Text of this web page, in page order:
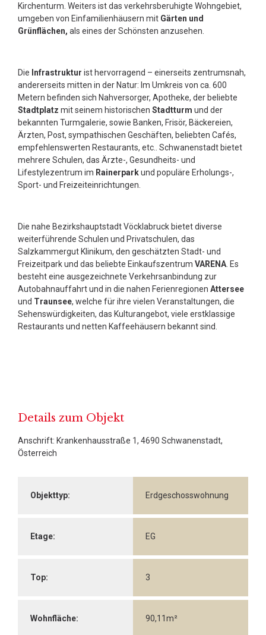
Kirchenturm. Weiters ist das verkehrsberuhigte Wohngebiet,
umgeben von Einfamilienhäusern mit Gärten und
Grünflächen, als eines der Schönsten anzusehen.
Die Infrastruktur ist hervorragend – einerseits zentrumsnah,
andererseits mitten in der Natur: Im Umkreis von ca. 600
Metern befinden sich Nahversorger, Apotheke, der beliebte
Stadtplatz mit seinem historischen Stadtturm und der
bekannten Turmgalerie, sowie Banken, Frisör, Bäckereien,
Ärzten, Post, sympathischen Geschäften, beliebten Cafés,
empfehlenswerten Restaurants, etc.. Schwanenstadt bietet
mehrere Schulen, das Ärzte-, Gesundheits- und
Lifestylezentrum im Rainerparkund populäre Erholungs-,
Sport- und Freizeiteinrichtungen.
Die nahe Bezirkshauptstadt Vöcklabruck bietet diverse
weiterführende Schulen und Privatschulen, das
Salzkammergut Klinikum, den geschätzten Stadt- und
Freizeitpark und das beliebte Einkaufszentrum VARENA . Es
besteht eine ausgezeichnete Verkehrsanbindung zur
Autobahnauffahrt und in die nahen Ferienregionen Attersee
und Traunsee, welche für ihre vielen Veranstaltungen, die
Sehenswürdigkeiten, das Kulturangebot, viele erstklassige
Restaurants und netten Kaffeehäusern bekannt sind.
Details zum Objekt
Anschrift: Krankenhausstraße 1, 4690 Schwanenstadt,
Österreich
Objekttyp: Erdgeschosswohnung
Etage: EG
Top: 3
Wohnfläche: 90,11m²